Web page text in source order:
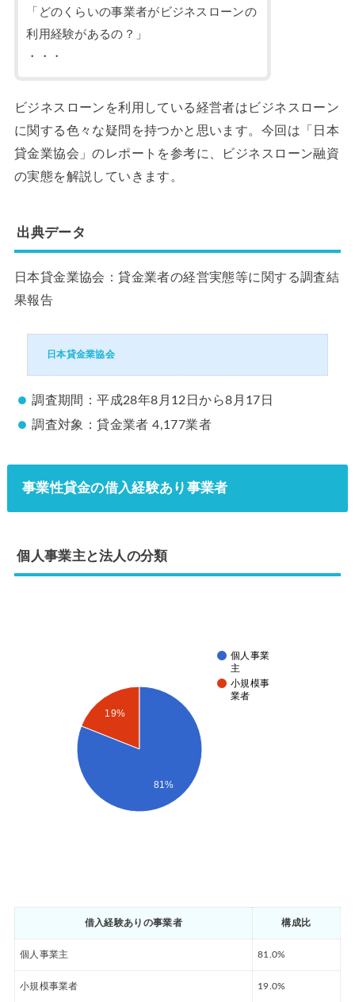
「どのくらいの事業者がビジネスローンの
利用経験があるの？」
・・・
ビジネスローンを利用している経営者はビジネスローン
に関する色々な疑問を持つかと思います。今回は「日本
貸金業協会」のレポートを参考に、ビジネスローン融資
の実態を解説していきます。
出典データ
日本貸金業協会：貸金業者の経営実態等に関する調査結
果報告
日本貸金業協会
調査期間：平成28年8月12日から8月17日
調査対象：貸金業者 4,177業者
事業性貸金の借入経験あり事業者
個人事業主と法人の分類
個人事業
主
小規模事
業者
19%
81%
借入経験ありの事業者 構成比
個人事業主 81.0%
小規模事業者 19.0%